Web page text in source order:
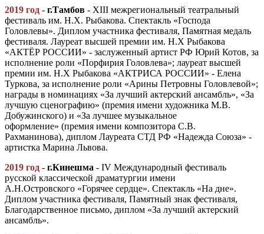
2019 год - г.Тамбов - ХIII межрегиональный театральный
фестиваль им. Н.Х. Рыбакова. Спектакль «Господа
Головлевы». Диплом участника фестиваля, Памятная медаль
фестиваля. Лауреат высшей премии им. Н.Х Рыбакова
«АКТЁР РОССИИ» - заслуженный артист РФ Юрий Котов, за
исполнение роли «Порфирия Головлева»; лауреат высшей
премии им. Н.Х Рыбакова «АКТРИСА РОССИИ» - Елена
Туркова, за исполнение роли «Арины Петровны Головлевой»;
награды в номинациях «За лучший актерский ансамбль», «За
лучшую сценографию» (премия имени художника М.В.
Добужинского) и «За лучшее музыкальное
оформление» (премия имени композитора С.В.
Рахманинова), диплом Лауреата СТД РФ «Надежда Союза» -
артистка Марина Львова.
2019 год - г.Кинешма - IV Международный фестиваль
русской классической драматургии имени
А.Н.Островского «Горячее сердце». Спектакль «На дне».
Диплом участника фестиваля, Памятный знак фестиваля,
Благодарственное письмо, диплом «За лучший актерский
ансамбль».